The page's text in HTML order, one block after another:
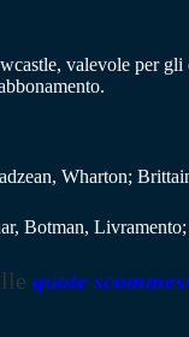
valevole per
Wharton;
Botman,
quote